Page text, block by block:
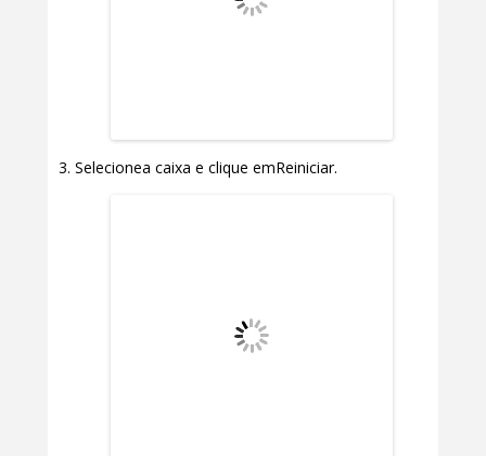
Selecionea caixa e clique emReiniciar.